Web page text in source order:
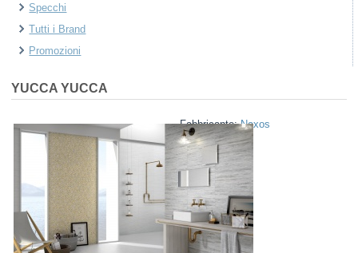
Specchi
Tutti i Brand
Promozioni
YUCCAYUCCA
Fabbricante:Naxos